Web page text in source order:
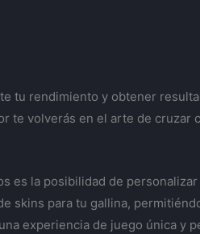
tu rendimiento y obtener
te volverás en el arte de cruzar
es la posibilidad de
skins para tu gallina,
experiencia de juego única y